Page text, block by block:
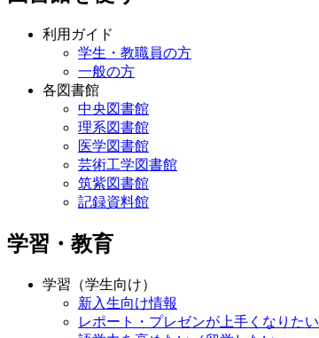
利用ガイド
学生・教職員の方
一般の方
各図書館
中央図書館
理系図書館
医学図書館
芸術工学図書館
筑紫図書館
記録資料館
学習・教育
学習（学生向け）
新入生向け情報
レポート・プレゼンが上手くなりたい